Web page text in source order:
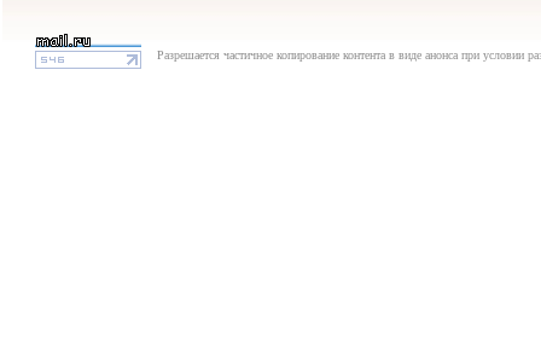
Разрешается частичное копирование контента в виде анонса при условии